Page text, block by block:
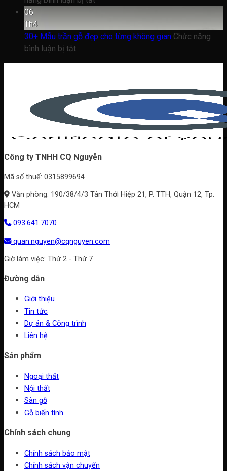
tốt
2026
nội
thất
trần
cho
villa,
biệt
06
Th4
30+ Mẫu trần gỗ đẹp cho từng không gian Chức năng
bình luận bị tắtở
gỗ
cho
gian
Công ty TNHH CQ Nguyễn
Mã số thuế: 0315899694
Văn phòng: 190/38/4/3 Tân Thới Hiệp 21, P. TTH, Quận 12, Tp.
HCM
093.641.7070
quan.nguyen@cqnguyen.com
Giờ làm việc: Thứ 2 - Thứ 7
Đường dẫn
Giới thiệu
Tin tức
Dự án & Công trình
Liên hệ
Sản phẩm
Ngoại thất
Nội thất
Sàn gỗ
Gỗ biến tính
Chính sách chung
Chính sách bảo mật
Chính sách vận chuyển